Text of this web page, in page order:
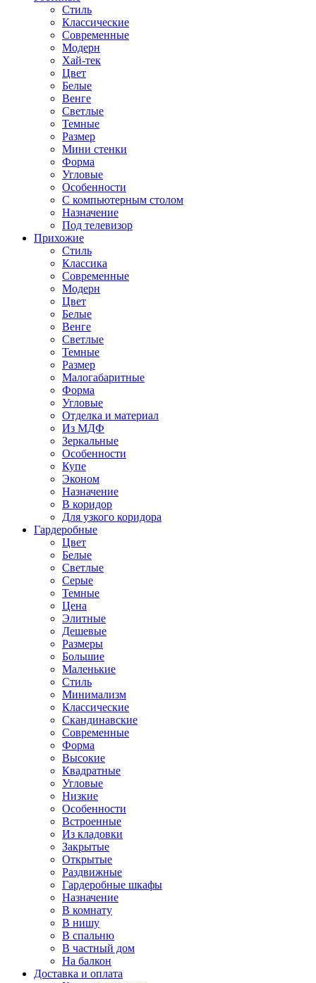
Стиль
Классические
Современные
Модерн
Хай-тек
Цвет
Белые
Венге
Светлые
Темные
Размер
Мини стенки
Форма
Угловые
Особенности
С компьютерным столом
Назначение
Под телевизор
Прихожие
Стиль
Классика
Современные
Модерн
Цвет
Белые
Венге
Светлые
Темные
Размер
Малогабаритные
Форма
Угловые
Отделка и материал
Из МДФ
Зеркальные
Особенности
Купе
Эконом
Назначение
В коридор
Для узкого коридора
Гардеробные
Цвет
Белые
Светлые
Серые
Темные
Цена
Элитные
Дешевые
Размеры
Большие
Маленькие
Стиль
Минимализм
Классические
Скандинавские
Современные
Форма
Высокие
Квадратные
Угловые
Низкие
Особенности
Встроенные
Из кладовки
Закрытые
Открытые
Раздвижные
Гардеробные шкафы
Назначение
В комнату
В нишу
В спальню
В частный дом
На балкон
Доставка и оплата